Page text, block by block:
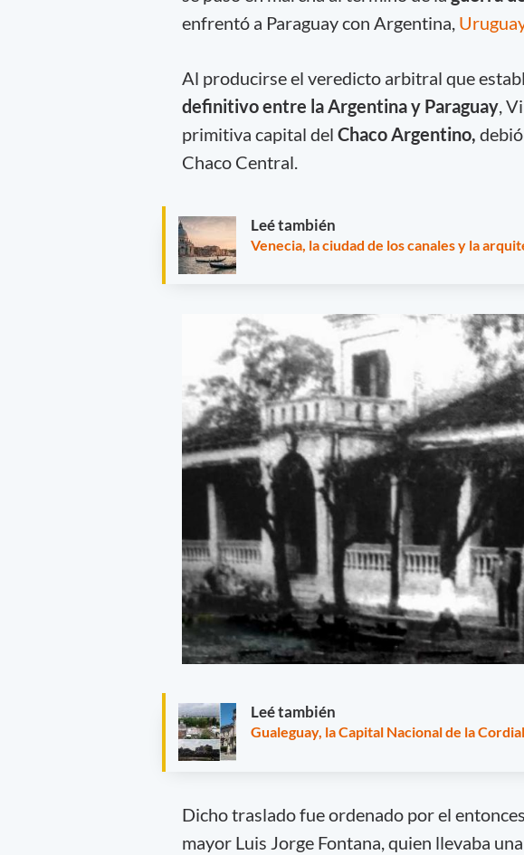
enfrentó a Paraguay con Argentina,
Al producirse el veredicto arbitral que
definitivo entre la Argentina y Paraguay,
primitiva capital del Chaco Argentino,
Chaco Central.
Leé también
Venecia, la ciudad de los canales y la
Leé también
Gualeguay, la Capital Nacional de la
Dicho traslado fue ordenado por el
mayor Luis Jorge Fontana, quien llevaba